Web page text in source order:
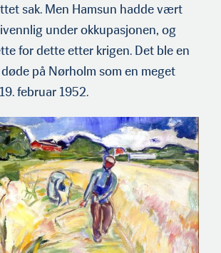
sak. Men Hamsun hadde vært
under okkupasjonen, og
for dette etter krigen. Det ble en
på Nørholm som en meget
februar 1952.